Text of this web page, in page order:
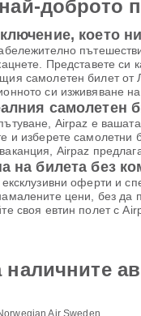
доброто
което
Представете си
самолетен билет
си изживяване
самолетен
Airpaz е
и изберете
Airpaz
на билета без
оферти и
цени, без да
своя евтин полет с
наличните
Air Sweden